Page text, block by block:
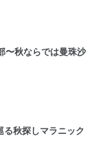
〜秋ならでは曼珠沙
る秋探しマラニック